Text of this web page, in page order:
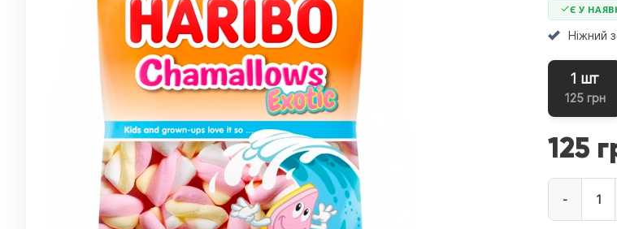
Є У
Ніжний
1 шт
125 грн
125
-